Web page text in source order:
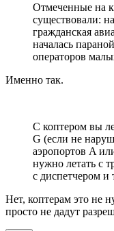
Отмеченные на
существовали:
гражданская
началась
операторов
Именно так.
С коптером вы
G (если не
аэропортов A
нужно летать с
с диспетчером и
Нет, коптерам это не
просто не дадут